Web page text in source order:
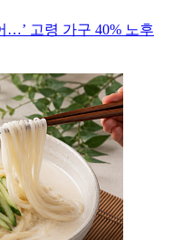
…’ 고령 가구 40% 노후